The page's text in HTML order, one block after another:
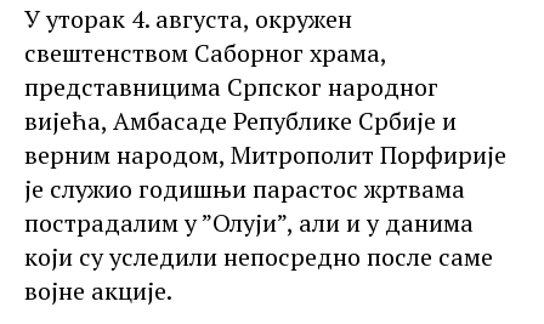
У уторак 4. августа, окружен
свештенством Саборног храма,
представницима Српског народног
вијећа, Амбасаде Републике Србије и
верним народом, Митрополит Порфирије
је служио годишњи парастос жртвама
пострадалим у ”Олуји”, али и у данима
који су уследили непосредно после саме
војне акције.